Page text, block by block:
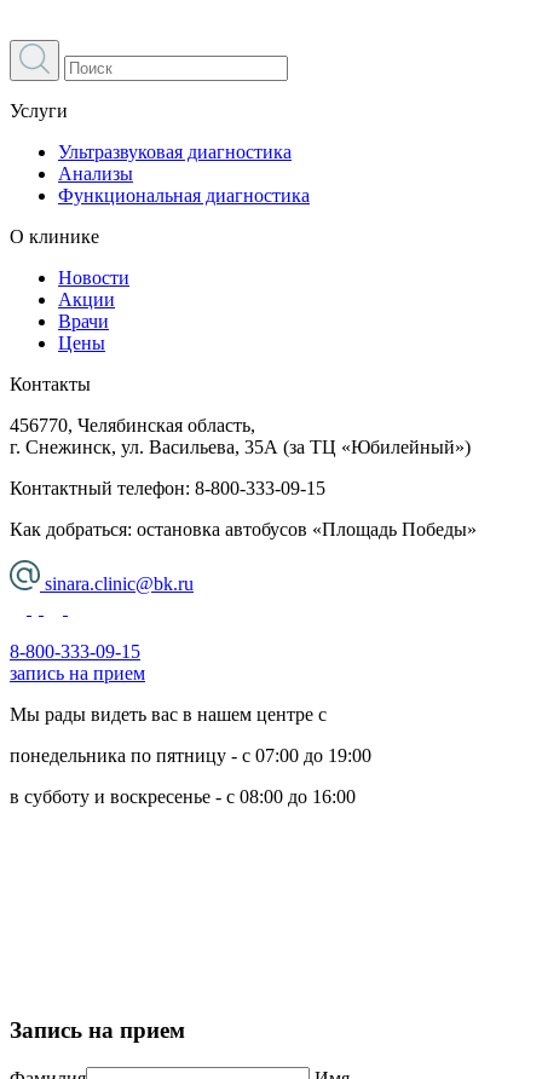
Услуги
Ультразвуковая диагностика
Анализы
Функциональная диагностика
О клинике
Новости
Акции
Врачи
Цены
Контакты
456770, Челябинская область,
г. Снежинск, ул. Васильева, 35А (за ТЦ «Юбилейный»)
Контактный телефон: 8-800-333-09-15
Как добраться: остановка автобусов «Площадь Победы»
sinara.clinic@bk.ru
8-800-333-09-15
запись на прием
Мы рады видеть вас в нашем центре с
понедельника по пятницу - с 07:00 до 19:00
в субботу и воскресенье - с 08:00 до 16:00
Запись на прием